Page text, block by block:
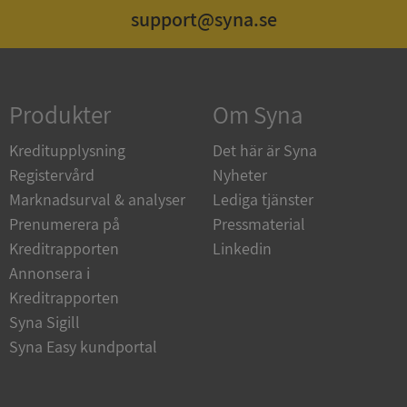
support@syna.se
Produkter
Kreditupplysning
Registervård
Marknadsurval & analyser
Prenumerera på
Kreditrapporten
Annonsera i
Kreditrapporten
Syna Sigill
Syna Easy kundportal
Om Syna
Det här är Syna
Nyheter
Lediga tjänster
Pressmaterial
Linkedin
Strikt nödvändiga kakor tillåter
kärnwebbplatsfunktioner som användarinloggning
och kontohantering. Webbplatsen kan inte
användas ordentligt utan strikt nödvändiga cookies.
Namn
Leverantör
Domän
Microsoft
Corporation